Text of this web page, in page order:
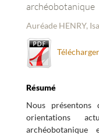
archéobotanique
Auréade HENRY,
Télécharger
Résumé
Nous
orientations